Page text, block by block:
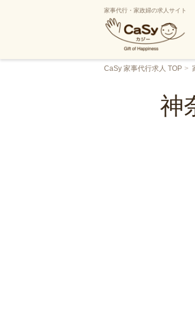
家事代行・家政婦の求人サイト
CaSy 家事代行求人 TOP
神